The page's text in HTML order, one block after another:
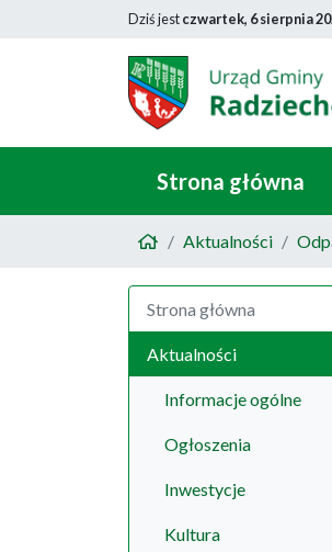
Dziś jestczwartek, 6 sierpnia
Strona główna
Aktualności
Strona główna
Aktualności
Informacje ogólne
Ogłoszenia
Inwestycje
Kultura